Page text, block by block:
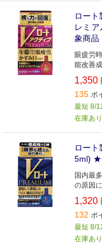
ロー
レミ
象商品
眼疲労
能改善
を改善
1,350
135 ポ
最短 8/
在庫あり
ロート
5ml) ★
国内最
の原因
を改善
1,320
132 ポ
最短 8/
在庫あり